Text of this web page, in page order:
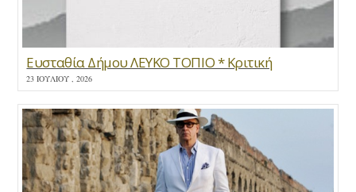
Ευσταθία Δήμου ΛΕΥΚΟ ΤΟΠΙΟ * Κριτική
23 ΙΟΥΛΊΟΥ , 2026